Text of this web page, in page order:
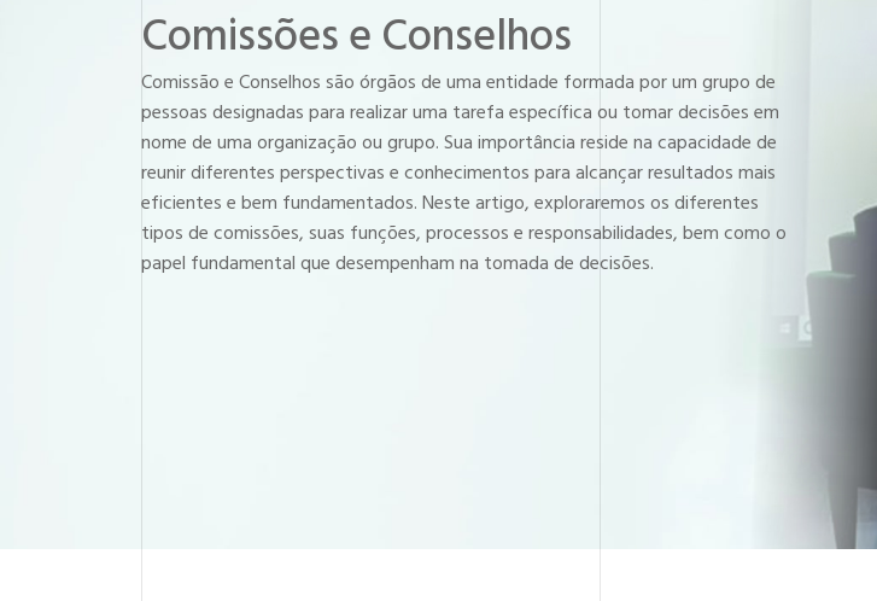
Comissões e Conselhos
Comissão e Conselhos são órgãos de uma entidade formada por um grupo de
pessoas designadas para realizar uma tarefa específica ou tomar decisões em
nome de uma organização ou grupo. Sua importância reside na capacidade de
reunir diferentes perspectivas e conhecimentos para alcançar resultados mais
eficientes e bem fundamentados. Neste artigo, exploraremos os diferentes
tipos de comissões, suas funções, processos e responsabilidades, bem como o
papel fundamental que desempenham na tomada de decisões.